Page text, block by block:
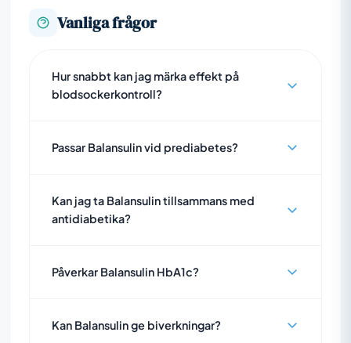
Vanliga frågor
Hur snabbt kan jag märka effekt på
blodsockerkontroll?
Passar Balansulin vid prediabetes?
Kan jag ta Balansulin tillsammans med
antidiabetika?
Påverkar Balansulin HbA1c?
Kan Balansulin ge biverkningar?